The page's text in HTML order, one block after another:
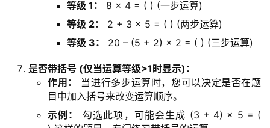
导
等级 1：
8 × 4 = ( ) (一步运算)
等级 2：
2 + 3 × 5 = ( ) (两步运算)
等级 3：
20 – (5 + 2) × 2 = ( ) (三步运算)
是否带括号 (仅当运算等级>1时显示)：
作用：
当进行多步运算时，您可以决定是否在题
目中加入括号来改变运算顺序。
示例：
勾选此项，可能会生成 (3 + 4) × 5 = (